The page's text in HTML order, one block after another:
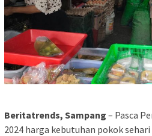
Beritatrends, Sampang – Pasca
2024 harga kebutuhan pokok